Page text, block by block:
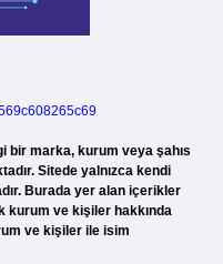
bir marka, kurum veya şahıs
Sitede yalnızca kendi
Burada yer alan içerikler
kurum ve kişiler hakkında
ve kişiler ile isim